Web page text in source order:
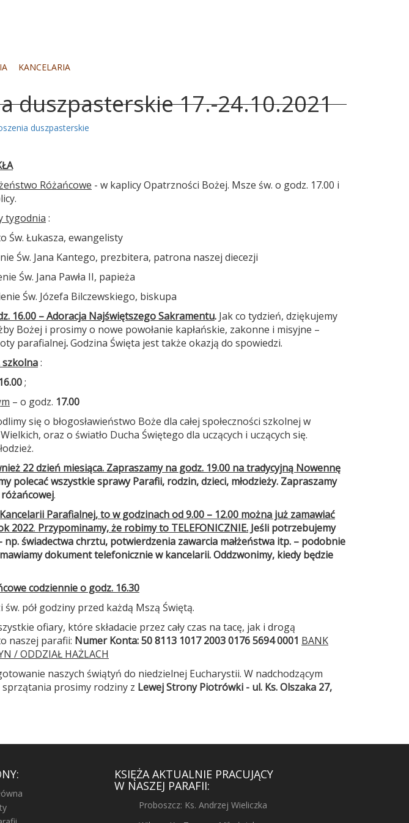
KANCELARIA
duszpasterskie 17.-24.10.2021
duszpasterskie
Różańcowe - w kaplicy Opatrzności Bożej. Msze św. o godz. 17.00 i
tygodnia :
Św. Łukasza, ewangelisty
Św. Jana Kantego, prezbitera, patrona naszej diecezji
Św. Jana Pawła II, papieża
Św. Józefa Bilczewskiego, biskupa
16.00 – Adoracja Najświętszego Sakramentu. Jak co tydzień, dziękujemy
Bożej i prosimy o nowe powołanie kapłańskie, zakonne i misyjne –
parafialnej.Godzina Święta jest także okazją do spowiedzi.
szkolna:
16.00;
– o godz. 17.00
się o błogosławieństwo Boże dla całej społeczności szkolnej w
oraz o światło Ducha Świętego dla uczących i uczących się.
22 dzień miesiąca. Zapraszamy na godz. 19.00 na tradycyjną Nowennę
polecać wszystkie sprawy Parafii, rodzin, dzieci, młodzieży. Zapraszamy
.
Parafialnej, to w godzinach od 9.00 – 12.00 można już zamawiać
2022. Przypominamy, że robimy to TELEFONICZNIE. Jeśli potrzebujemy
świadectwa chrztu, potwierdzenia zawarcia małżeństwa itp. – podobnie
dokument telefonicznie w kancelarii. Oddzwonimy, kiedy będzie
codziennie o godz. 16.30
św. pół godziny przed każdą Mszą Świętą.
ofiary, które składacie przez cały czas na tacę, jak i drogą
naszej parafii: Numer Konta:50 8113 1017 2003 0176 5694 0001 BANK
/ ODDZIAŁ HAŻLACH
naszych świątyń do niedzielnej Eucharystii. W nadchodzącym
prosimy rodziny z Lewej Strony Piotrówki - ul. Ks. Olszaka 27,
KSIĘŻA AKTUALNIE PRACUJĄCY
W NASZEJ PARAFII:
Proboszcz: Ks. Andrzej Wieliczka